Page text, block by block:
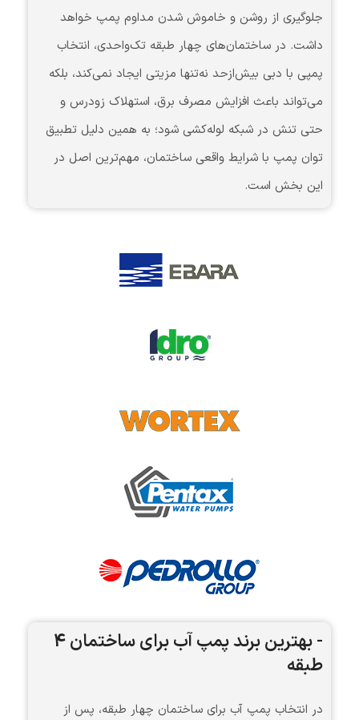
جلوگیری از روشن و خاموش شدن مداوم پمپ خواهد
داشت. در ساختمان‌های چهار طبقه تک‌واحدی، انتخاب
پمپی با دبی بیش‌ازحد نه‌تنها مزیتی ایجاد نمی‌کند، بلکه
می‌تواند باعث افزایش مصرف برق، استهلاک زودرس و
حتی تنش در شبکه لوله‌کشی شود؛ به همین دلیل تطبیق
توان پمپ با شرایط واقعی ساختمان، مهم‌ترین اصل در
این بخش است.
- بهترین برند پمپ آب برای ساختمان 4
طبقه
در انتخاب پمپ آب برای ساختمان چهار طبقه، پس از